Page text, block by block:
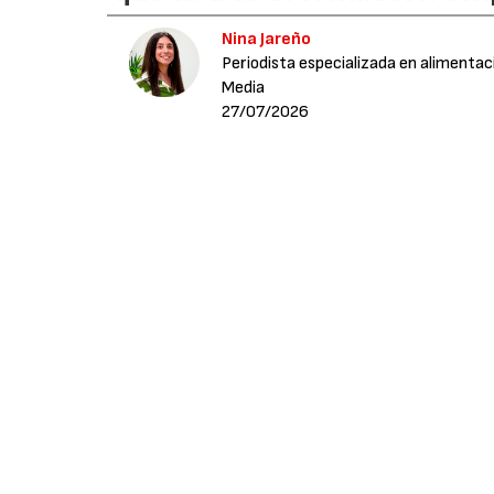
Nina Jareño
Periodista especializada en
Media
27/07/2026